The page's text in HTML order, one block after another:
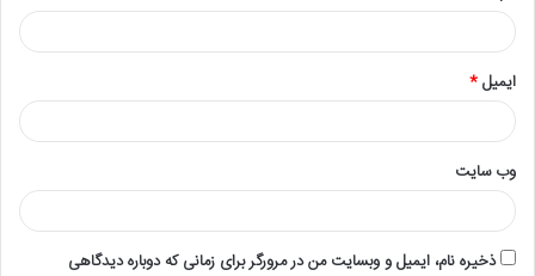
ایمیل*
وب‌ سایت
ذخیره نام، ایمیل و وبسایت من در مرورگر برای زمانی که دوباره دیدگاهی